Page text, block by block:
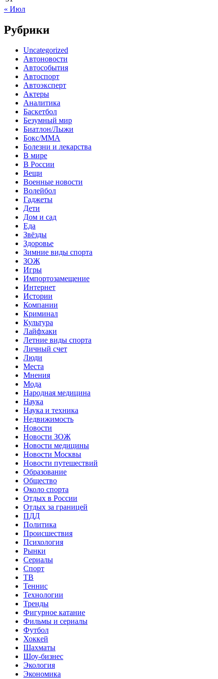
« Июл
Рубрики
Uncategorized
Автоновости
Автособытия
Автоспорт
Автоэксперт
Актеры
Аналитика
Баскетбол
Безумный мир
Биатлон/Лыжи
Бокс/MMA
Болезни и лекарства
В мире
В России
Вещи
Военные новости
Волейбол
Гаджеты
Дети
Дом и сад
Еда
Звёзды
Здоровье
Зимние виды спорта
ЗОЖ
Игры
Импортозамещение
Интернет
Истории
Компании
Криминал
Культура
Лайфхаки
Летние виды спорта
Личный счет
Люди
Места
Мнения
Мода
Народная медицина
Наука
Наука и техника
Недвижимость
Новости
Новости ЗОЖ
Новости медицины
Новости Москвы
Новости путешествий
Образование
Общество
Около спорта
Отдых в России
Отдых за границей
ПДД
Политика
Происшествия
Психология
Рынки
Сериалы
Спорт
ТВ
Теннис
Технологии
Тренды
Фигурное катание
Фильмы и сериалы
Футбол
Хоккей
Шахматы
Шоу-бизнес
Экология
Экономика